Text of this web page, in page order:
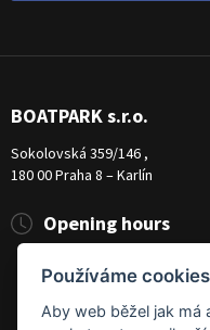
BOATPARK s.r.o.
Sokolovská 359/146 ,
180 00 Praha 8 – Karlín
Opening hours
Úterý - Pátek
10:00 -
Sobota
9:00 -
Používáme cookies
Aby web běžel jak má